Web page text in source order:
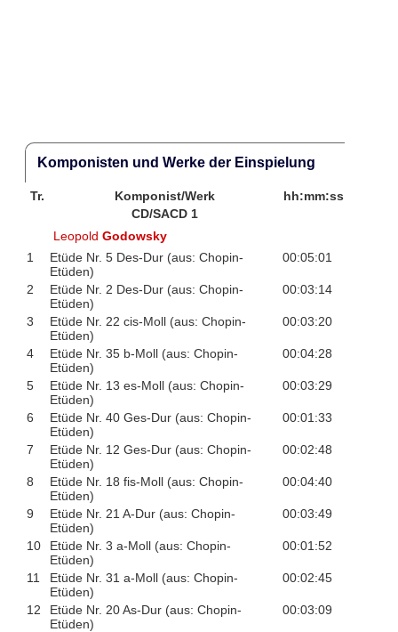
Komponisten und Werke der Einspielung
Tr. Komponist/Werk
hh:mm:ss
CD/SACD 1
LeopoldGodowsky
1
Etüde Nr. 5 Des-Dur (aus: Chopin-
Etüden)
00:05:01
2
Etüde Nr. 2 Des-Dur (aus: Chopin-
Etüden)
00:03:14
3
Etüde Nr. 22 cis-Moll (aus: Chopin-
Etüden)
00:03:20
4
Etüde Nr. 35 b-Moll (aus: Chopin-
Etüden)
00:04:28
5
Etüde Nr. 13 es-Moll (aus: Chopin-
Etüden)
00:03:29
6
Etüde Nr. 40 Ges-Dur (aus: Chopin-
Etüden)
00:01:33
7
Etüde Nr. 12 Ges-Dur (aus: Chopin-
Etüden)
00:02:48
8
Etüde Nr. 18 fis-Moll (aus: Chopin-
Etüden)
00:04:40
9
Etüde Nr. 21 A-Dur (aus: Chopin-
Etüden)
00:03:49
10
Etüde Nr. 3 a-Moll (aus: Chopin-
Etüden)
00:01:52
11
Etüde Nr. 31 a-Moll (aus: Chopin-
Etüden)
00:02:45
12
Etüde Nr. 20 As-Dur (aus: Chopin-
Etüden)
00:03:09